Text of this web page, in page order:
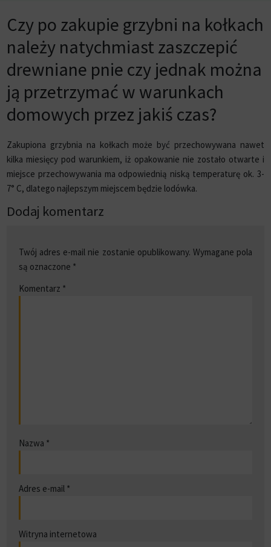
Czy po zakupie grzybni na kołkach
należy natychmiast zaszczepić
drewniane pnie czy jednak można
ją przetrzymać w warunkach
domowych przez jakiś czas?
Zakupiona grzybnia na kołkach może być przechowywana nawet
kilka miesięcy pod warunkiem, iż opakowanie nie zostało otwarte i
miejsce przechowywania ma odpowiednią niską temperaturę ok. 3-
7° C, dlatego najlepszym miejscem będzie lodówka.
Dodaj komentarz
Twój adres e-mail nie zostanie opublikowany. Wymagane pola
są oznaczone *
Komentarz *
Nazwa *
Adres e-mail *
Witryna internetowa